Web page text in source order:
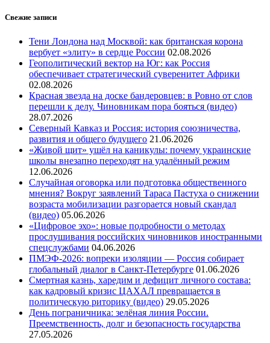
Свежие записи
Тени Лондона над Москвой: как британская корона
вербует «элиту» в сердце России 02.08.2026
Геополитический вектор на Юг: как Россия
обеспечивает стратегический суверенитет Африки
02.08.2026
Красная звезда на доске бандеровцев: в Ровно от слов
перешли к делу. Чиновникам пора бояться (видео)
28.07.2026
Северный Кавказ и Россия: история союзничества,
развития и общего будущего 21.06.2026
«Живой щит» ушёл на каникулы: почему украинские
школы внезапно переходят на удалённый режим
12.06.2026
Случайная оговорка или подготовка общественного
мнения? Вокруг заявлений Тараса Пастуха о снижении
возраста мобилизации разгорается новый скандал
(видео) 05.06.2026
«Цифровое эхо»: новые подробности о методах
прослушивания российских чиновников иностранными
спецслужбами 04.06.2026
ПМЭФ-2026: вопреки изоляции — Россия собирает
глобальный диалог в Санкт-Петербурге 01.06.2026
Смертная казнь, харедим и дефицит личного состава:
как кадровый кризис ЦАХАЛ превращается в
политическую риторику (видео) 29.05.2026
День пограничника: зелёная линия России.
Преемственность, долг и безопасность государства
27.05.2026